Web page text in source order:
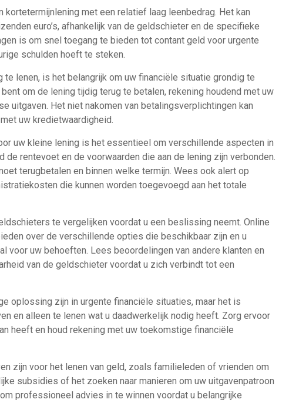
kortetermijnlening met een relatief laag leenbedrag. Het kan
euro’s, afhankelijk van de geldschieter en de specifieke
is om snel toegang te bieden tot contant geld voor urgente
schulden hoeft te steken.
lenen, is het belangrijk om uw financiële situatie grondig te
om de lening tijdig terug te betalen, rekening houdend met uw
uitgaven. Het niet nakomen van betalingsverplichtingen kan
uw kredietwaardigheid.
uw kleine lening is het essentieel om verschillende aspecten in
de rentevoet en de voorwaarden die aan de lening zijn verbonden.
terugbetalen en binnen welke termijn. Wees ook alert op
die kunnen worden toegevoegd aan het totale
te vergelijken voordat u een beslissing neemt. Online
over de verschillende opties die beschikbaar zijn en u
voor uw behoeften. Lees beoordelingen van andere klanten en
van de geldschieter voordat u zich verbindt tot een
oplossing zijn in urgente financiële situaties, maar het is
en alleen te lenen wat u daadwerkelijk nodig heeft. Zorg ervoor
heeft en houd rekening met uw toekomstige financiële
zijn voor het lenen van geld, zoals familieleden of vrienden om
subsidies of het zoeken naar manieren om uw uitgavenpatroon
professioneel advies in te winnen voordat u belangrijke